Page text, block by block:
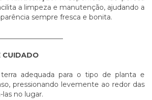
a limpeza e manutenção, ajudando a
sempre fresca e bonita.
CUIDADO
adequada para o tipo de planta e
pressionando levemente ao redor das
las no lugar.